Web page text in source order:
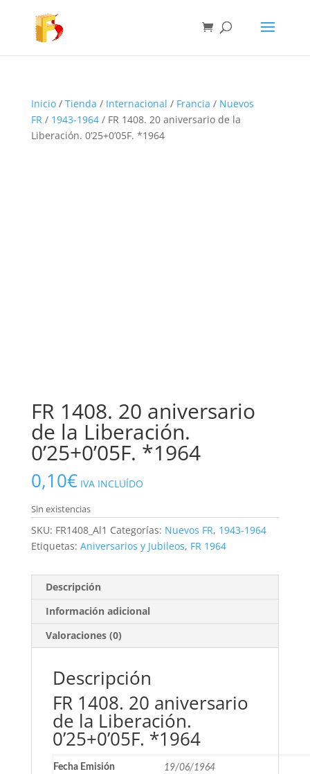
Inicio/ Tienda / Internacional / Francia / Nuevos
FR/ 1943-1964/ FR 1408. 20 aniversario de la
Liberación. 0’25+0’05F. *1964
FR 1408. 20 aniversario
de la Liberación.
0’25+0’05F. *1964
0,10€ IVA INCLUÍDO
Sin existencias
SKU: FR1408_Al1 Categorías: Nuevos FR, 1943-1964
Etiquetas: Aniversarios y Jubileos, FR 1964
Descripción
Información adicional
Valoraciones (0)
Descripción
FR 1408. 20 aniversario
de la Liberación.
0’25+0’05F. *1964
Fecha Emisión 19/06/1964